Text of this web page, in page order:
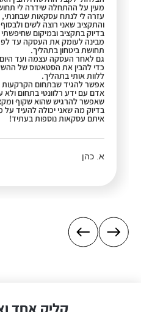
מעין על ההתחלה שידרה לי
עזרה לי לנתח עסקאות
והתקציב שאני רוצה לשים
בדיוק בתקציב ובמיקום
מבינה לעומק את העסקה עד
תחושת ביטחון בתהליך.
גם לאחר העסקה עצמה ועד
כדי להבין את הסטאטוס של
ללוות אותי בתהליך.
אפשר להגיד שבתחום הקרקעות
אדם עם ידע רלוונטי בתחום
שאפשר להרגיש שהוא שקוף
בדיוק מה שאני יכולה להעיד על
איתם עסקאות נוספות בעתיד!
א. כהן